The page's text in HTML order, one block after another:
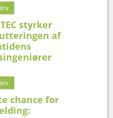
styrker
af
chance for